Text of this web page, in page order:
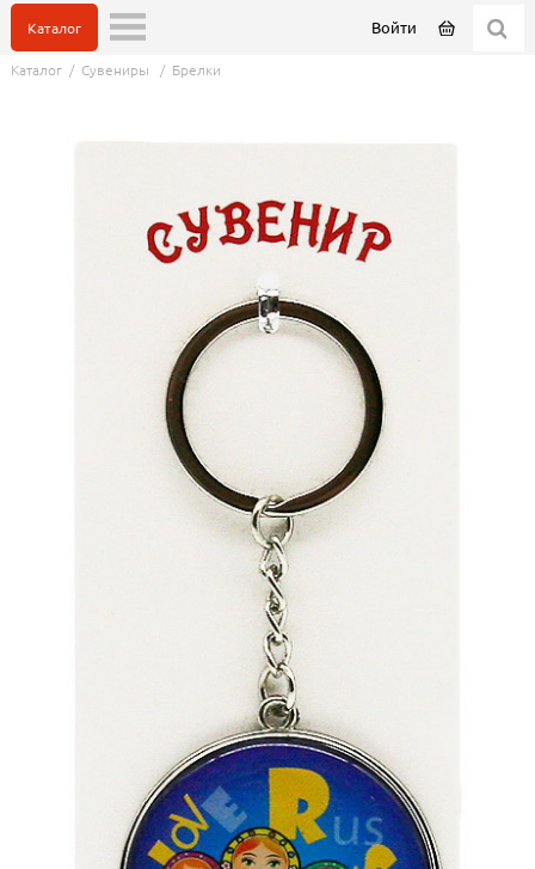
Войти
Каталог
Каталог/ Сувениры / Брелки